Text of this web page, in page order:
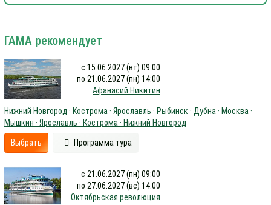
ГАМА рекомендует
с 15.06.2027 (вт) 09:00
по 21.06.2027 (пн) 14:00
Афанасий Никитин
Нижний Новгород · Кострома · Ярославль · Рыбинск · Дубна · Москва ·
Мышкин · Ярославль · Кострома · Нижний Новгород
Выбрать Программа тура
с 21.06.2027 (пн) 09:00
по 27.06.2027 (вс) 14:00
Октябрьская революция